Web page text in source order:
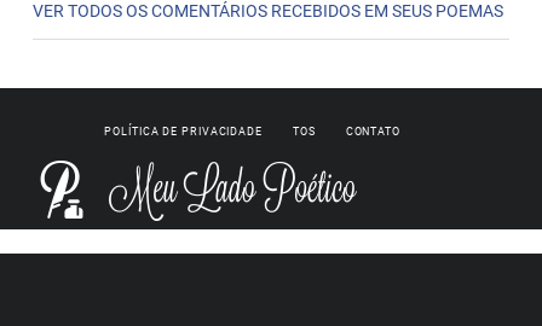
VER TODOS OS COMENTÁRIOS RECEBIDOS EM SEUS POEMAS
POLÍTICA DE PRIVACIDADE TOS CONTATO